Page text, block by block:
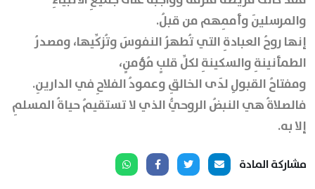
والمرسلينَ وأممِهم من قبلُ.
إنها روحُ العبادةِ التي تُطهرُ النفوسَ وتُزكِّيها، ومصدرُ
الطمأنينةِ والسكينةِ لكلِّ قلبٍ مُؤمنٍ،
ومفتاحُ القبولِ لدَى الخالقِ وعمودُ الفلاحِ في الدارينِ.
فالصلاةُ هي النبضُ الروحيُّ الذي لا تستقيمُ حياةُ المسلمِ
إلا به.
مشاركة المادة